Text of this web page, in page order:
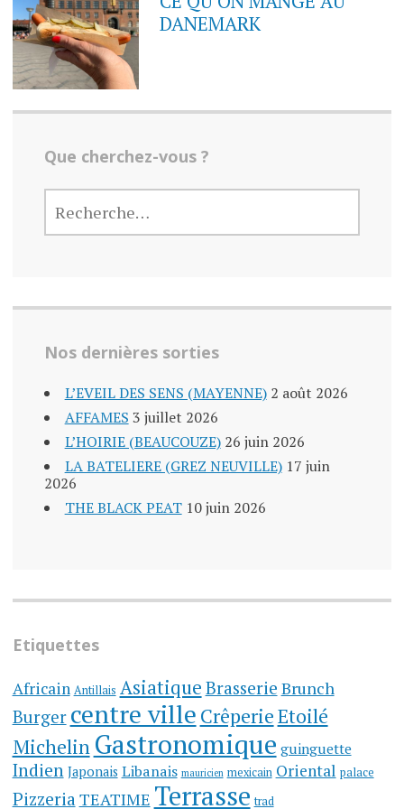
DANEMARK
Que cherchez-vous ?
RECHERCHER :
Nos dernières sorties
L’EVEIL DES SENS (MAYENNE) 2 août 2026
AFFAMES 3 juillet 2026
L’HOIRIE (BEAUCOUZE) 26 juin 2026
LA BATELIERE (GREZ NEUVILLE) 17 juin
2026
THE BLACK PEAT 10 juin 2026
Etiquettes
Africain Antillais Asiatique Brasserie Brunch
Burger centre ville CrêperieEtoilé
Michelin Gastronomique guinguette
Indien Japonais Libanais mauricien mexicain Oriental palace
Pizzeria TEATIME Terrasse trad